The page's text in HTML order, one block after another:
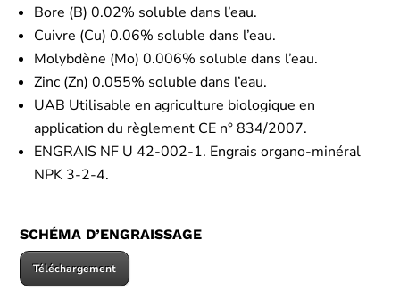
Bore (B) 0.02% soluble dans l’eau.
Cuivre (Cu) 0.06% soluble dans l’eau.
Molybdène (Mo) 0.006% soluble dans l’eau.
Zinc (Zn) 0.055% soluble dans l’eau.
UAB Utilisable en agriculture biologique en
application du règlement CE n° 834/2007.
ENGRAIS NF U 42-002-1. Engrais organo-minéral
NPK 3-2-4.
SCHÉMA D’ENGRAISSAGE
Téléchargement